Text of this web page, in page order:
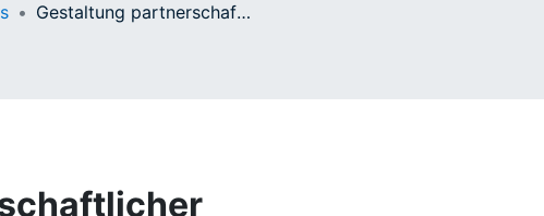
Gestaltung partnerschaftlicher Outsourcingbeziehungen : eine Fallstudienserie zur Beziehungsqualität zwischen Finanzdienstleistern und ihren Providern